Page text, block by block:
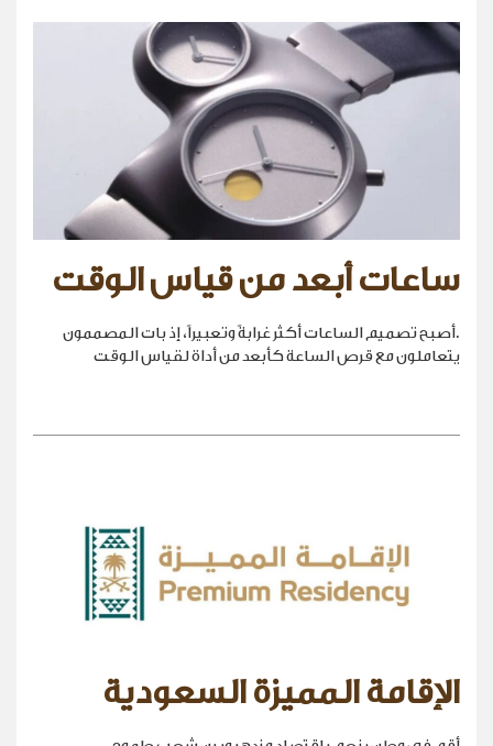
ساعات أبعد من قياس الوقت
.أصبح تصميم الساعات أكثر غرابةً وتعبيراً، إذ بات المصممون
يتعاملون مع قرص الساعة كأبعد من أداة لقياس الوقت
الإقامة المميزة السعودية